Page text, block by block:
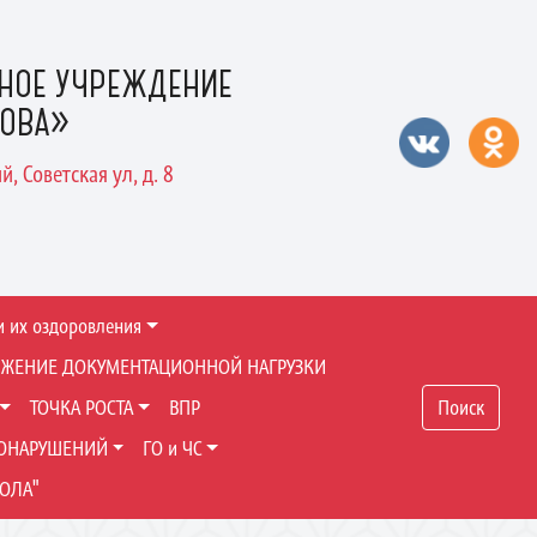
УЧРЕЖДЕНИЕ
Советская ул, д. 8
их оздоровления
ДОКУМЕНТАЦИОННОЙ НАГРУЗКИ
ТОЧКА РОСТА
ВПР
ГО и ЧС
Поиск